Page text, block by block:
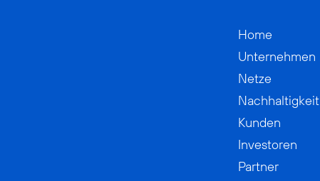
Home
Unternehmen
Netze
Nachhaltigkeit
Kunden
Investoren
Partner